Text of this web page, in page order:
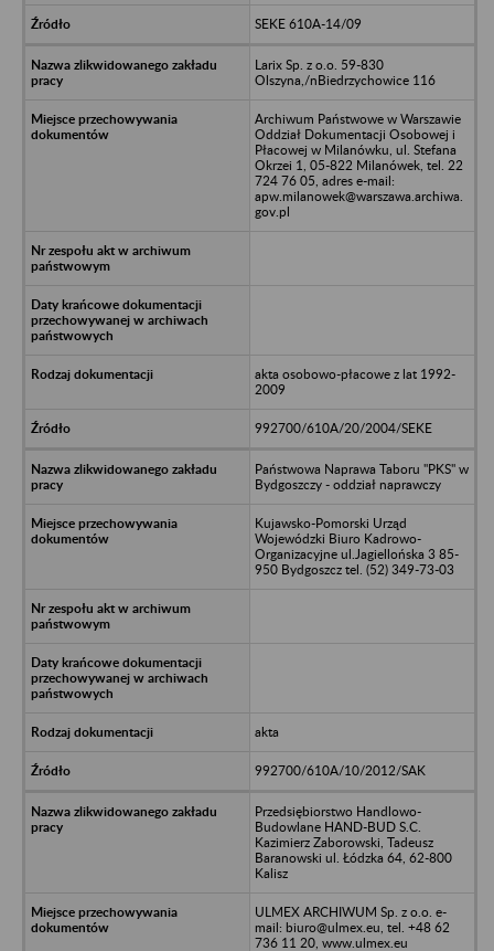
SEKE 610A-14/09
Larix Sp. z o.o. 59-830
Olszyna,/nBiedrzychowice 116
Archiwum Państwowe w Warszawie
Oddział Dokumentacji Osobowej i
Płacowej w Milanówku, ul. Stefana
Okrzei 1, 05-822 Milanówek, tel. 22
724 76 05, adres e-mail:
apw.milanowek@warszawa.archiwa.
gov.pl
akta osobowo-płacowe z lat 1992-
2009
992700/610A/20/2004/SEKE
Państwowa Naprawa Taboru "PKS" w
Bydgoszczy - oddział naprawczy
Kujawsko-Pomorski Urząd
Wojewódzki Biuro Kadrowo-
Organizacyjne ul.Jagiellońska 3 85-
950 Bydgoszcz tel. (52) 349-73-03
akta
992700/610A/10/2012/SAK
Przedsiębiorstwo Handlowo-
Budowlane HAND-BUD S.C.
Kazimierz Zaborowski, Tadeusz
Baranowski ul. Łódzka 64, 62-800
Kalisz
ULMEX ARCHIWUM Sp. z o.o. e-
mail: biuro@ulmex.eu, tel. +48 62
736 11 20, www.ulmex.eu